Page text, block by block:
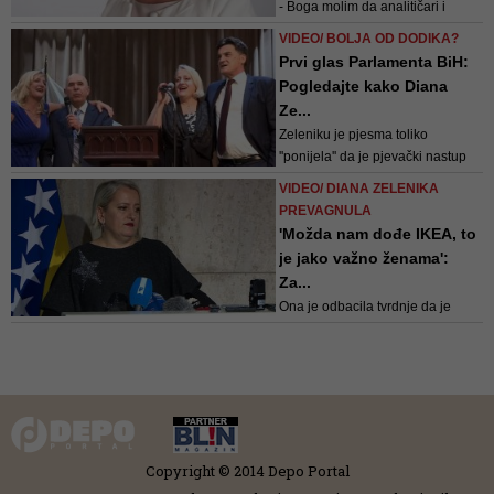
- Boga molim da analitičari i
vladajućih, pa ne zaborave
napisati koje je sve partijske
knjižice posjedovao Dragan
Čović i kada je postao član HDZ-a
BiH, rekla je između ostalog
Diana Zelenika tokom nedav...
VIDEO/ BOLJA OD DODIKA?
Prvi glas Parlamenta BiH:
Pogledajte kako Diana
Ze...
Zeleniku je pjesma toliko
''ponijela'' da je pjevački nastup
VIDEO/ DIANA ZELENIKA
PREVAGNULA
'Možda nam dođe IKEA, to
je jako važno ženama':
Za...
Ona je odbacila tvrdnje da je
misle da to svi rade
Copyright © 2014 Depo Portal